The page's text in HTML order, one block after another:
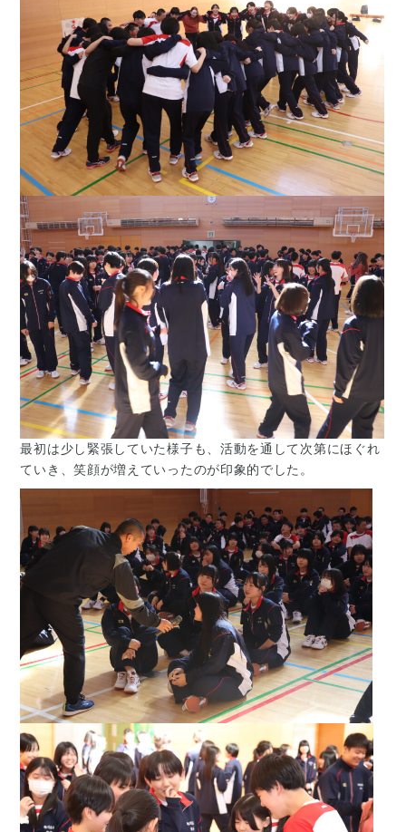
最初は少し緊張していた様子も、活動を通して次第にほぐれ
ていき、笑顔が増えていったのが印象的でした。